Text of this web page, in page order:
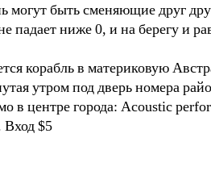
могут быть сменяющие друг
падает ниже 0, и на берегу и
корабль в материковую
утром под дверь номера
в центре города: Acoustic
Вход $5